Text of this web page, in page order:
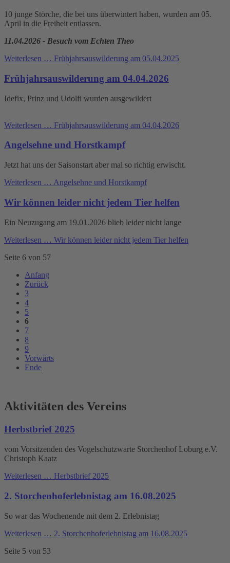
10 junge Störche, die bei uns überwintert haben, wurden am 05.
April in die Freiheit entlassen.
11.04.2026 - Besuch vom Echten Theo
Weiterlesen … Frühjahrsauswilderung am 05.04.2025
Frühjahrsauswilderung am 04.04.2026
Idefix, Prinz und Udolfi wurden ausgewildert
Weiterlesen … Frühjahrsauswilderung am 04.04.2026
Angelsehne und Horstkampf
Jetzt hat uns der Saisonstart aber mal so richtig erwischt.
Weiterlesen … Angelsehne und Horstkampf
Wir können leider nicht jedem Tier helfen
Ein Neuzugang am 19.01.2026 blieb leider nicht lange
Weiterlesen … Wir können leider nicht jedem Tier helfen
Seite 6 von 57
Anfang
Zurück
3
4
5
6
7
8
9
Vorwärts
Ende
Aktivitäten des Vereins
Herbstbrief 2025
vom Vorsitzenden des Vogelschutzwarte Storchenhof Loburg e.V.
Christoph Kaatz
Weiterlesen … Herbstbrief 2025
2. Storchenhoferlebnistag am 16.08.2025
So war das Wochenende mit dem 2. Erlebnistag
Weiterlesen … 2. Storchenhoferlebnistag am 16.08.2025
Seite 5 von 53